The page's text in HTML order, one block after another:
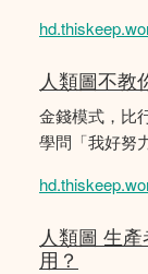
人類圖不教
金錢模式，比
學問「我好努
人類圖 生
用？